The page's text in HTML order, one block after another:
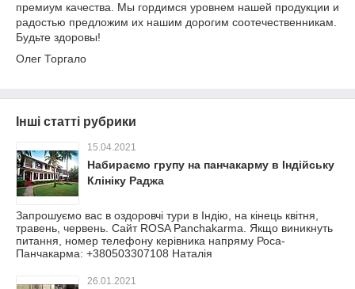
премиум качества. Мы гордимся уровнем нашей продукции и
радостью предложим их нашим дорогим соотечественникам.
Будьте здоровы!
Олег Торгало
Інші статті рубрики
15.04.2021
Набираємо групу на панчакарму в Індійську
Клініку Раджа
Запрошуємо вас в оздоровчі тури в Індію, на кінець квітня,
травень, червень. Сайт ROSA Panchakarma. Якщо виникнуть
питання, номер телефону керівника напряму Роса-
Панчакарма: +380503307108 Наталія
26.01.2021